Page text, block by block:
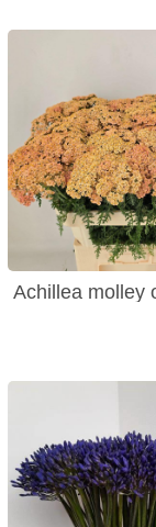
Achillea molley